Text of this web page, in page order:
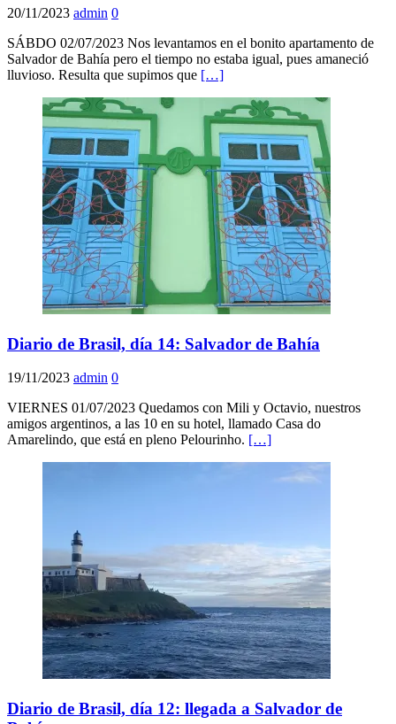
20/11/2023 admin 0
SÁBDO 02/07/2023 Nos levantamos en el bonito apartamento de
Salvador de Bahía pero el tiempo no estaba igual, pues amaneció
lluvioso. Resulta que supimos que […]
Diario de Brasil, día 14: Salvador de Bahía
19/11/2023 admin 0
VIERNES 01/07/2023 Quedamos con Mili y Octavio, nuestros
amigos argentinos, a las 10 en su hotel, llamado Casa do
Amarelindo, que está en pleno Pelourinho. […]
Diario de Brasil, día 12: llegada a Salvador de